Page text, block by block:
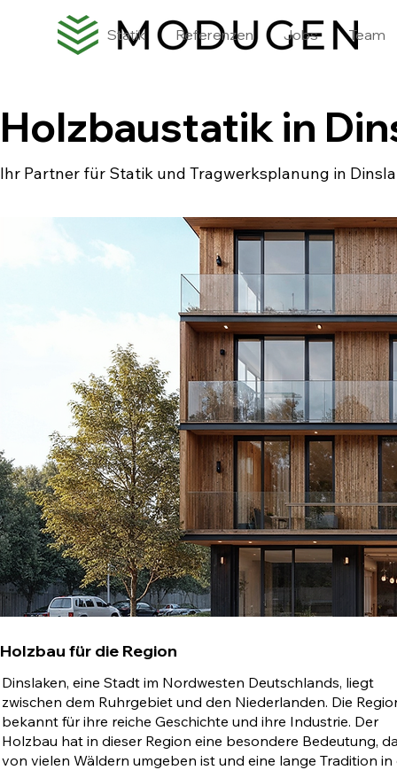
Statik Referenzen Jobs Team
Holzbaustatik in
Ihr Partner für Statik und Tragwerksplanung in
Holzbau für die Region
Dinslaken, eine Stadt im Nordwesten Deutschlands, liegt
zwischen dem Ruhrgebiet und den Niederlanden. Die
bekannt für ihre reiche Geschichte und ihre Industrie. Der
Holzbau hat in dieser Region eine besondere Bedeutung,
von vielen Wäldern umgeben ist und eine lange Tradition in